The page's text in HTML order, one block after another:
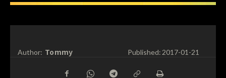
Author: Tommy Published:2017-01-21